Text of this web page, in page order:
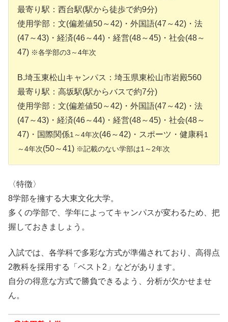
最寄り駅：西台駅(駅から徒歩で約9分)
使用学部：文(偏差値50～42)・外国語(47～42)・法
(47～43)・経済(46～44)・経営(48～45)・社会(48～
47) ※各学部の3～4年次
B.埼玉東松山キャンパス：埼玉県東松山市岩殿560
最寄り駅：高坂駅(駅からバスで約7分)
使用学部：文(偏差値50～42)・外国語(47～42)・法
(47～43)・経済(46～44)・経営(48～45)・社会(48～
47)・国際関係1～4年次(46～42)・スポーツ・健康科1
～4年次(50～41) ※記載のない学部は1～2年次
〈特徴〉
8学部を擁する大東文化大学。
多くの学部で、学年によってキャンパスが変わるため、把
握しておきましょう。
入試では、各学科で多彩な方式が準備されており、高得点
2教科を採用する「ベスト2」などがあります。
自分の得意な方式で勝負できるよう、分析が欠かせませ
ん。